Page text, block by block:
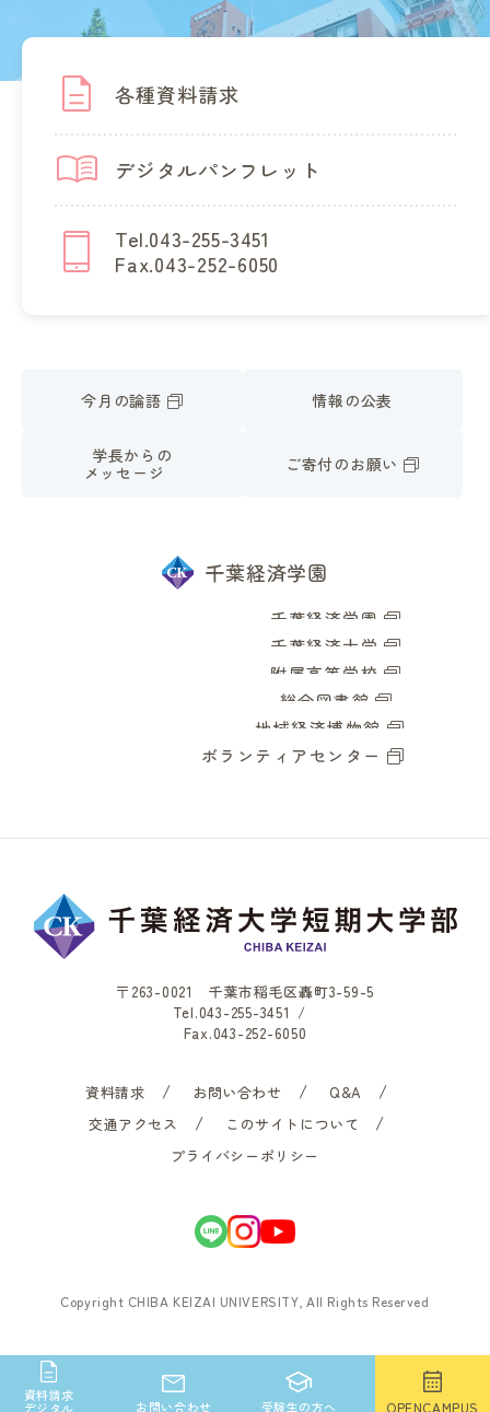
資料請求
デジタル お問い合わせ 受験生の方へ OPENCAMPUS
各種資料請求
デジタルパンフレット
Tel.043-255-3451
Fax.043-252-6050
今月の論語 情報の公表
学長からの
メッセージ
ご寄付のお願い
千葉経済学園
千葉経済学園
千葉経済大学
附属高等学校
総合図書館
地域経済博物館
ボランティアセンター
〒263-0021 千葉市稲毛区轟町3-59-5
Tel.043-255-3451 /
Fax.043-252-6050
資料請求 お問い合わせ
Q&A
交通アクセス
このサイトについて
プライバシーポリシー
Copyright CHIBA KEIZAI UNIVERSITY, All Rights Reserved